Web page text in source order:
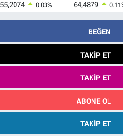
55,2074
0.03%
64,4879
0.11
BEĞEN
TAKIP ET
TAKIP ET
ABONE OL
TAKIP ET